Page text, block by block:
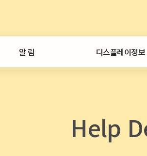
알 림 디스플레이정보
통계집
CEO인사이트
Help